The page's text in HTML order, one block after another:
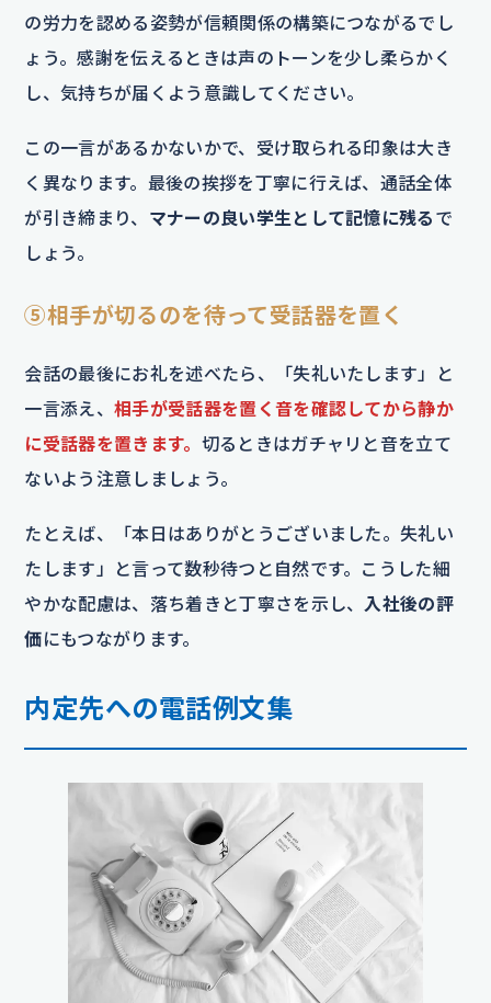
の労力を認める姿勢が信頼関係の構築につながるでし
ょう。感謝を伝えるときは声のトーンを少し柔らかく
し、気持ちが届くよう意識してください。
この一言があるかないかで、受け取られる印象は大き
く異なります。最後の挨拶を丁寧に行えば、通話全体
が引き締まり、 マナーの良い学生として記憶に残る で
しょう。
⑤相手が切るのを待って受話器を置く
会話の最後にお礼を述べたら、「失礼いたします」と
一言添え、 相手が受話器を置く音を確認してから静か
に受話器を置きます。 切るときはガチャリと音を立て
ないよう注意しましょう。
たとえば、「本日はありがとうございました。失礼い
たします」と言って数秒待つと自然です。こうした細
やかな配慮は、落ち着きと丁寧さを示し、 入社後の評
価にもつながります。
内定先への電話例文集